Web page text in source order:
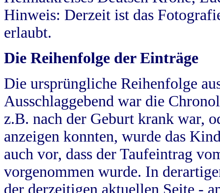
Hinweis: Derzeit ist das
erlaubt.
Die Reihenfolge der Einträge
Die ursprüngliche Reihenfolge
Ausschlaggebend war die
z.B. nach der Geburt krank war,
anzeigen konnten, wurde das
auch vor, dass der Taufeintrag
vorgenommen wurde. In
der derzeitigen aktuellen Seite -